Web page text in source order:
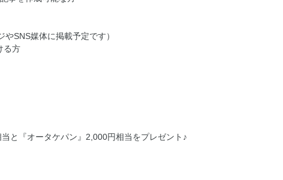
SNS媒体に掲載予定です）
る方
と『オータケパン』2,000円相当をプレゼント♪